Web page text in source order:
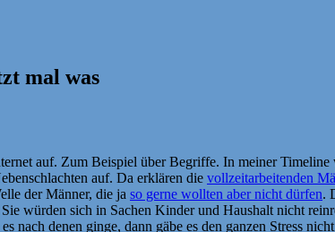
mal was
auf. Zum Beispiel über Begriffe. In meiner
auf. Da erklären die vollzeitarbeitenden
der Männer, die ja so gerne wollten aber nicht dürfen.
würden sich in Sachen Kinder und Haushalt nicht
nach denen ginge, dann gäbe es den ganzen Stress